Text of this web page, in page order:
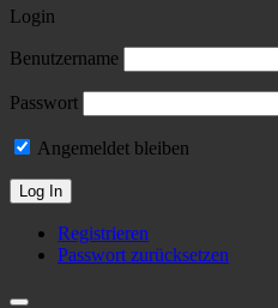
Login
Benutzername
Passwort
Angemeldet bleiben
Registrieren
Passwort zurücksetzen